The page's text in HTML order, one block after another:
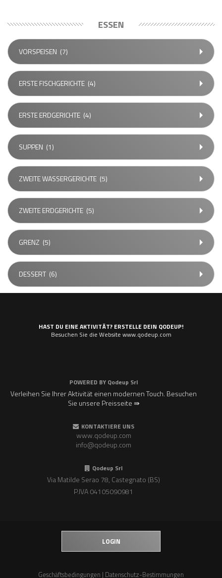
ESSEN
VORSPEISEN (7)
ERSTE FISCHGERICHTE (4)
ERSTE ERDGERICHTE (4)
SUPPEN (1)
ZWEITE WASSERGERICHTE (5)
ZWEITE ERDGERICHTE (5)
GRENZ (5)
DESSERT (6)
HAST DU EINE AKTIVITÄT? ERSTELLE DEIN QODEUP!
Besuchen Sie die Website www.qodeup.com
POWERED BY Qodeup Srl
Verleihen Sie Ihrer Aktivität einen modernen Touch. Besuchen
Sie unsere Preisseite ⇛
KONTAKTIERE UNS
www.qodeup.com
info@qodeup.com
Qodeup Srl
Via Matilde Serao 78, Castegnato (BS)
P.IVA 04105090981
LOGIN
Geschäftsbedingungen | Datenschutz-Bestimmungen